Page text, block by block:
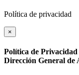
Política de privacidad
×
Política de Privacidad
Dirección General de